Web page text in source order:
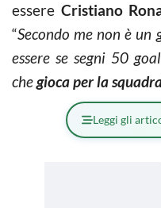
essere Cristiano
“Secondo me non è
essere se segni 50
chegioca per la
Leggi gli